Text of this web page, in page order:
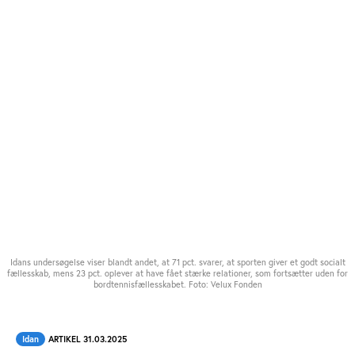
Idans undersøgelse viser blandt andet, at 71 pct. svarer, at sporten giver et godt socialt
fællesskab, mens 23 pct. oplever at have fået stærke relationer, som fortsætter uden for
bordtennisfællesskabet. Foto: Velux Fonden
Idan ARTIKEL 31.03.2025